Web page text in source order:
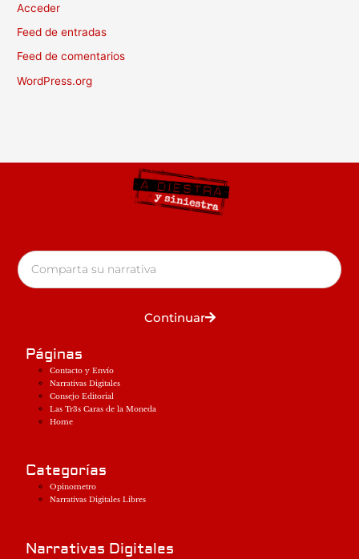
Acceder
Feed de entradas
Feed de comentarios
WordPress.org
Continuar
Páginas
Contacto y Envío
Narrativas Digitales
Consejo Editorial
Las Tr3s Caras de la Moneda
Home
Categorías
Opinometro
Narrativas Digitales Libres
Narrativas Digitales